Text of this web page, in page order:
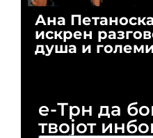
Ана
искрен
душа и
е-Трн да
твојот